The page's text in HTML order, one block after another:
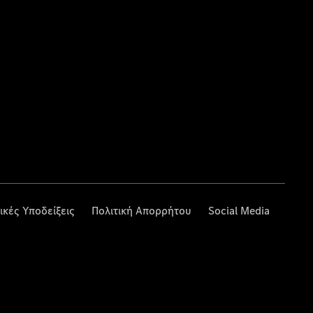
Υποδείξεις Πολιτική Απορρήτου Social Media